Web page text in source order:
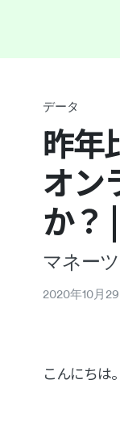
データ
昨年
オン
か？
マネー
2020年10月 29
こんにちは